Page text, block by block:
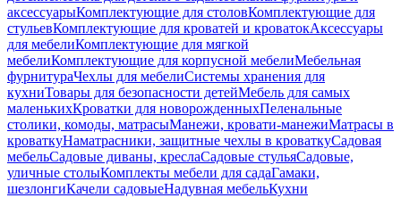
аксессуарыКомплектующие для столовКомплектующие для
стульевКомплектующие для кроватей и кроватокАксессуары
для мебелиКомплектующие для мягкой
мебелиКомплектующие для корпусной мебелиМебельная
фурнитураЧехлы для мебелиСистемы хранения для
кухниТовары для безопасности детейМебель для самых
маленькихКроватки для новорожденныхПеленальные
столики, комоды, матрасыМанежи, кровати-манежиМатрасы в
кроваткуНаматрасники, защитные чехлы в кроваткуСадовая
мебельСадовые диваны, креслаСадовые стульяСадовые,
уличные столыКомплекты мебели для садаГамаки,
шезлонгиКачели садовыеНадувная мебельКухни